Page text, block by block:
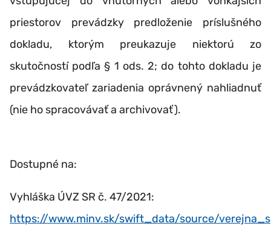
priestorov prevádzky predloženie príslušného
dokladu, ktorým preukazuje niektorú zo
skutočností podľa § 1 ods. 2; do tohto dokladu je
prevádzkovateľ zariadenia oprávnený nahliadnuť
(nie ho spracovávať a archivovať).
Dostupné na:
Vyhláška ÚVZ SR č. 47/2021:
https://www.minv.sk/swift_data/source/